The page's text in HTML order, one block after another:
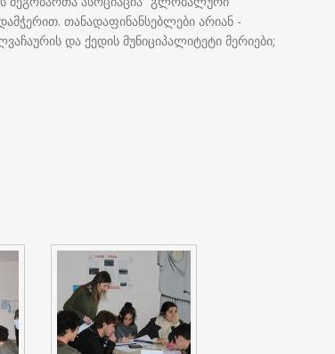
თანადაფინანსებლები არიან -
და ქედის მუნიციპალიტეტი მერიები;